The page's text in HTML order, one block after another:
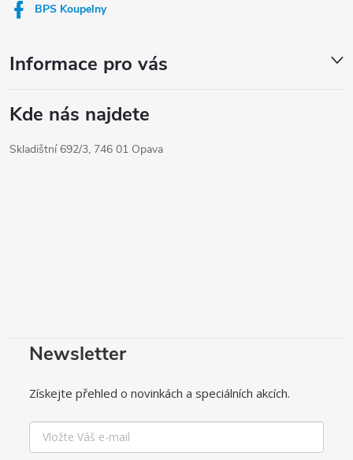
BPS Koupelny
Informace pro vás
Kde nás najdete
Skladištní 692/3, 746 01 Opava
Newsletter
Získejte přehled o novinkách a speciálních akcích.